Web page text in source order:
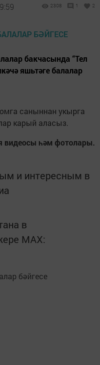
2308 1 2
бакчасында “Тел
яшьтәге балалар
саныннан укырга
карый аласыз.
видеосы һәм фотолары.
и интересным в
в
MАХ: